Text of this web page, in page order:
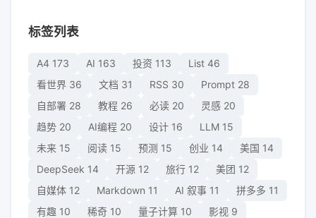
标签列表
A4 173 AI 163 投资 113 List 46
看世界 36 文档 31 RSS 30 Prompt 28
自部署 28 教程 26 必读 20 灵感 20
趋势 20 AI编程 20 设计 16 LLM 15
未来 15 阅读 15 预测 15 创业 14 美国 14
DeepSeek 14 开源 12 旅行 12 美团 12
自媒体 12 Markdown 11 AI 叙事 11 拼多多 11
有趣 10 稀奇 10 量子计算 10 影视 9